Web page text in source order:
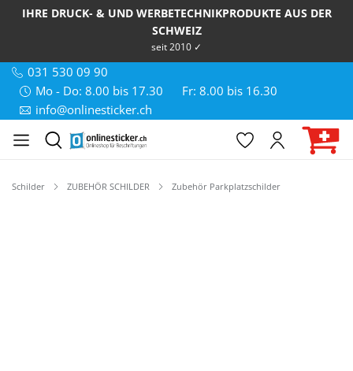
IHRE DRUCK- & UND WERBETECHNIKPRODUKTE AUS DER
SCHWEIZ
seit 2010 ✓
031 530 09 90
Mo - Do: 8.00 bis 17.30
Fr: 8.00 bis 16.30
info@onlinesticker.ch
Schilder ZUBEHÖR SCHILDER Zubehör Parkplatzschilder